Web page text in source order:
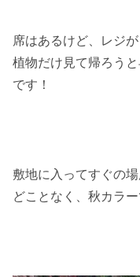
席はあるけど、レジ
植物だけ見て帰ろう
です！
敷地に入ってすぐの
どことなく、秋カラー